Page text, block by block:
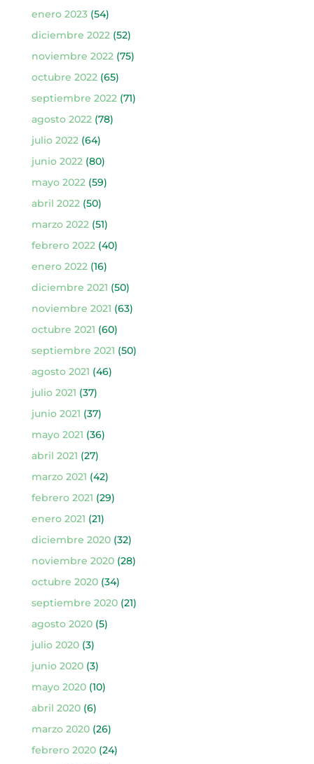
enero 2023(54)
diciembre 2022(52)
noviembre 2022(75)
octubre 2022(65)
septiembre 2022(71)
agosto 2022(78)
julio 2022(64)
junio 2022(80)
mayo 2022(59)
abril 2022(50)
marzo 2022(51)
febrero 2022(40)
enero 2022(16)
diciembre 2021 (50)
noviembre 2021 (63)
octubre 2021 (60)
septiembre 2021 (50)
agosto 2021 (46)
julio 2021 (37)
junio 2021 (37)
mayo 2021 (36)
abril 2021 (27)
marzo 2021 (42)
febrero 2021 (29)
enero 2021 (21)
diciembre 2020(32)
noviembre 2020(28)
octubre 2020(34)
septiembre 2020(21)
agosto 2020(5)
julio 2020(3)
junio 2020(3)
mayo 2020(10)
abril 2020(6)
marzo 2020(26)
febrero 2020(24)